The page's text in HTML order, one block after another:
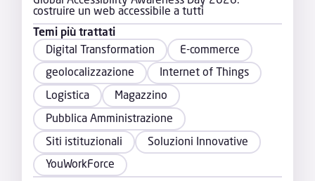
costruire un web accessibile a tutti
Temi più trattati
Digital Transformation
E-commerce
geolocalizzazione
Internet of Things
Logistica
Magazzino
Pubblica Amministrazione
Siti istituzionali
Soluzioni Innovative
YouWorkForce